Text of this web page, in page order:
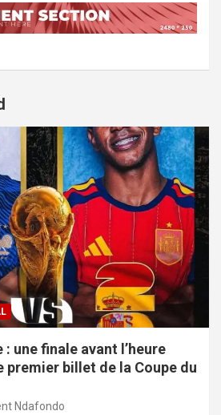
: une finale avant l’heure
premier billet de la Coupe du
Ndafondo